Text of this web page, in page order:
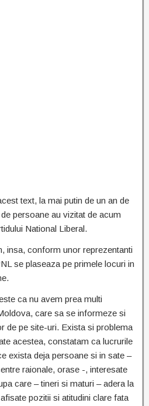
text, la mai putin de un an de
persoane au vizitat de acum
National Liberal.
insa, conform unor reprezentanti
se plaseaza pe primele locuri in
ca nu avem prea multi
care sa se informeze si
de pe site-uri. Exista si problema
acestea, constatam ca lucrurile
exista deja persoane si in sate –
raionale, orase -, interesate
care – tineri si maturi – adera la
pozitii si atitudini clare fata